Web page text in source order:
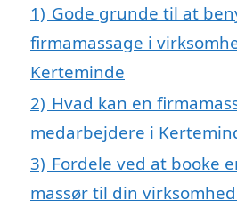
1) Gode grunde til at
firmamassage i
Kerteminde
2) Hvad kan en
medarbejdere i
3) Fordele ved at booke
massør til din